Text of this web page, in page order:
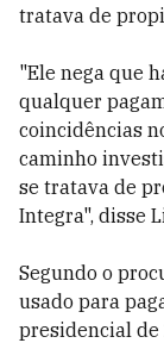
tratava de
"Ele nega que
qualquer
coincidências
caminho
se tratava de
Integra", disse
Segundo o
usado para
presidencial